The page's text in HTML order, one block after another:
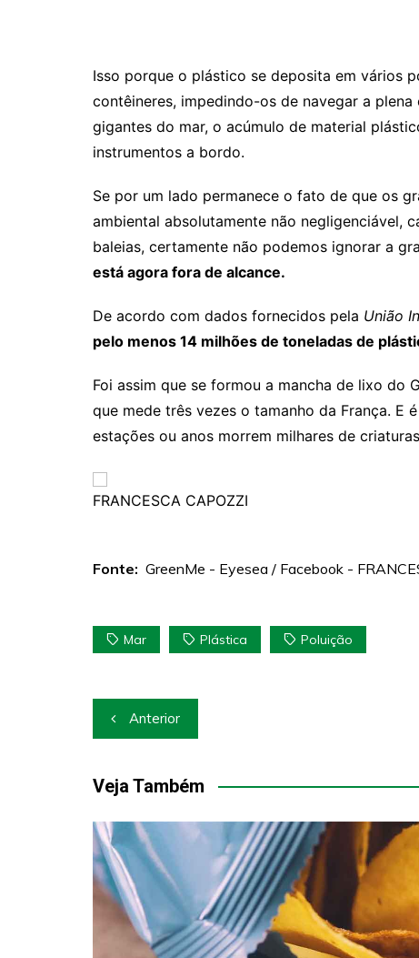
Isso porque o plástico se deposita em vários
contêineres, impedindo-os de navegar a
gigantes do mar, o acúmulo de material
instrumentos a bordo.
Se por um lado permanece o fato de que os
ambiental absolutamente não negligenciável,
baleias, certamente não podemos ignorar a
está agora fora de alcance.
De acordo com dados fornecidos pela União
pelo menos 14 milhões de toneladas de
Foi assim que se formou a mancha de lixo do
que mede três vezes o tamanho da França. E
estações ou anos morrem milhares de
FRANCESCA CAPOZZI
Fonte: GreenMe - Eyesea / Facebook -
Mar Plástica Poluição
Navegação
de
Post
Anterior
Veja Também